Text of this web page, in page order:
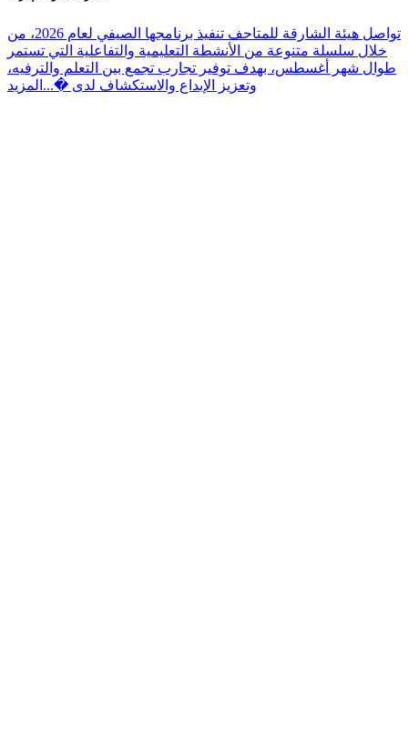
تواصل هيئة الشارقة للمتاحف تنفيذ برنامجها الصيفي لعام 2026، من
خلال سلسلة متنوعة من الأنشطة التعليمية والتفاعلية التي تستمر
طوال شهر أغسطس، بهدف توفير تجارب تجمع بين التعلم والترفيه،
وتعزيز الإبداع والاستكشاف لدى �... المزيد